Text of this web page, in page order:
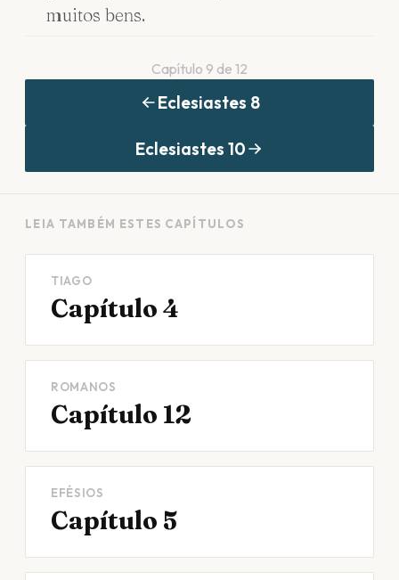
muitos bens.
Capítulo 9 de 12
Eclesiastes 8
Eclesiastes 10
LEIA TAMBÉM ESTES CAPÍTULOS
TIAGO
Capítulo 4
ROMANOS
Capítulo 12
EFÉSIOS
Capítulo 5